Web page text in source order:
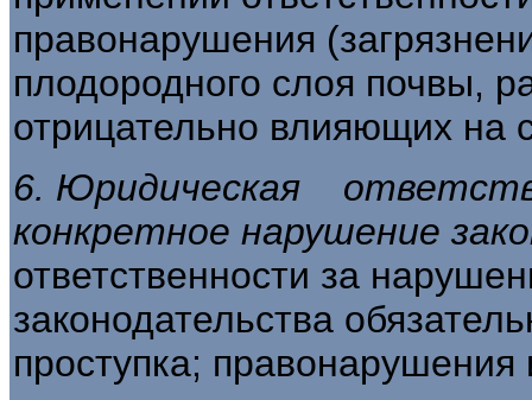
правонарушения
плодородного слоя почвы,
отрицательно влия­ющих на
6. Юридическая
конкретное нарушение
ответственности за
законодательства
проступка; правонарушения